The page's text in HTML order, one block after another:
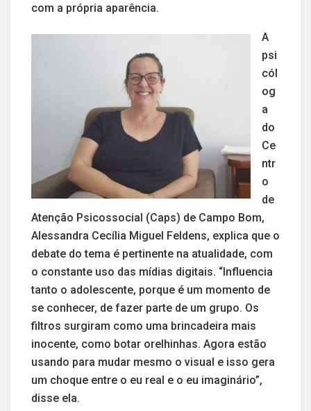
com a própria aparência.
A
psi
cól
og
a
do
Ce
ntr
o
de
Atenção Psicossocial (Caps) de Campo Bom,
Alessandra Cecília Miguel Feldens, explica que o
debate do tema é pertinente na atualidade, com
o constante uso das mídias digitais. “Influencia
tanto o adolescente, porque é um momento de
se conhecer, de fazer parte de um grupo. Os
filtros surgiram como uma brincadeira mais
inocente, como botar orelhinhas. Agora estão
usando para mudar mesmo o visual e isso gera
um choque entre o eu real e o eu imaginário”,
disse ela.